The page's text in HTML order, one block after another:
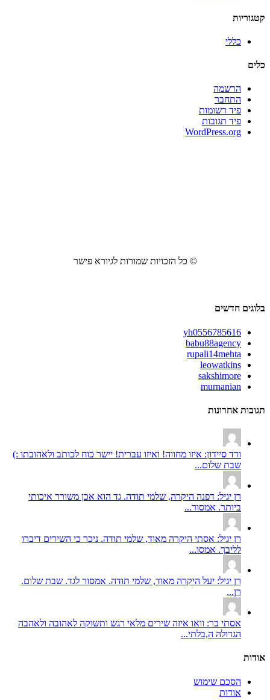
קטגוריות
כללי
כלים
הרשמה
התחבר
פיד רשומות
פיד תגובות
WordPress.org
© כל הזכויות שמורות לגיורא פישר
בלוגים חדשים
yh0556785616
babu88agency
rupali14mehta
leowatkins
sakshimore
murnanian
תגובות אחרונות
ורד סיידון: איזו מחווה! ואיזו עברית! יישר כוח לכותב ולאהובתו :)
שבת שלום...
רן יגיל: דפנה היקרה, שלמי תודה. גד הוא אכן משורר איכותי
ביותר. אמסור...
רן יגיל: אסתי היקרה מאוד, שלמי תודה. ניכר כי השירים דיברו
לליבך. אמסו...
רן יגיל: יעל היקרה מאוד, שלמי תודה. אמסור לגד. שבת שלום.
רן...
אסתי בר: וואו איזה שירים מלאי רגש ותשוקה לאהובה ולאהבה
הגדולה ה,בלתי...
אודות
הסכם שימוש
אודות